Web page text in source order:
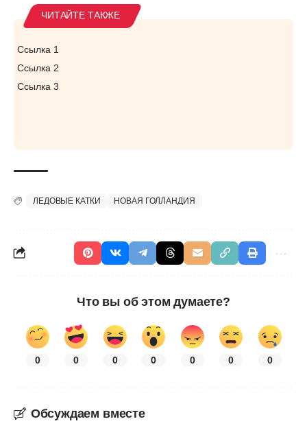
Ссылка 1
Ссылка 2
Ссылка 3
ЛЕДОВЫЕ КАТКИ НОВАЯ ГОЛЛАНДИЯ
Что вы об этом думаете?
0 0 0 0 0 0 0
Обсуждаем вместе